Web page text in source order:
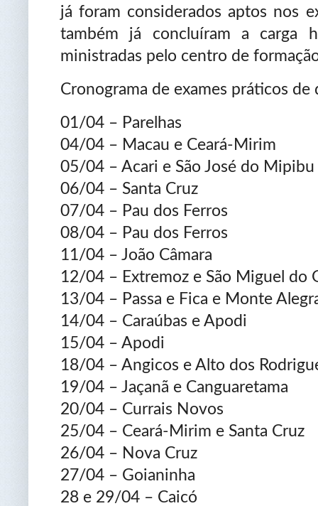
já foram considerados aptos nos
também já concluíram a carga
ministradas pelo centro de
Cronograma de exames práticos
01/04 – Parelhas
04/04 – Macau e Ceará-Mirim
05/04 – Acari e São José do Mipibu
06/04 – Santa Cruz
07/04 – Pau dos Ferros
08/04 – Pau dos Ferros
11/04 – João Câmara
12/04 – Extremoz e São Miguel do
13/04 – Passa e Fica e Monte
14/04 – Caraúbas e Apodi
15/04 – Apodi
18/04 – Angicos e Alto dos
19/04 – Jaçanã e Canguaretama
20/04 – Currais Novos
25/04 – Ceará-Mirim e Santa Cruz
26/04 – Nova Cruz
27/04 – Goianinha
28 e 29/04 – Caicó